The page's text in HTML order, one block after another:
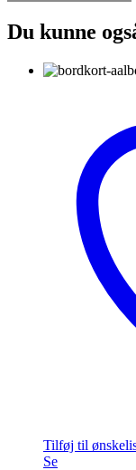
Du kunne
Tilføj til
Se